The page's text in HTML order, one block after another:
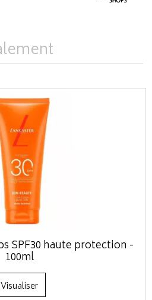
SPF30 haute protection -
100ml
Visualiser